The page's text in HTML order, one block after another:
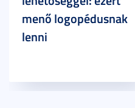
menő logopédusnak
lenni